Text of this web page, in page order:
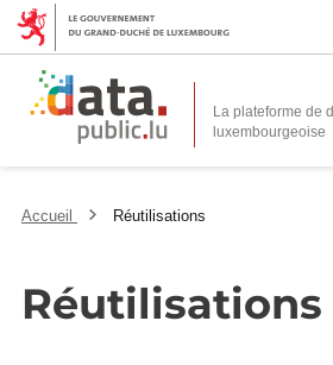
La plateforme de
Accueil Réutilisations
Réutilisations